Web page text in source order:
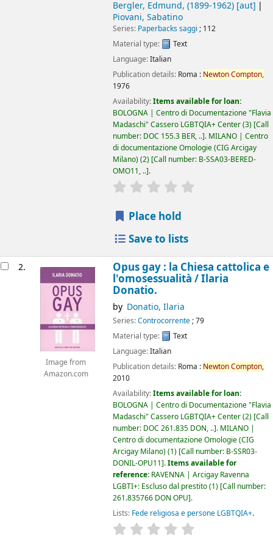
Bergler, Edmund, (1899-1962)[aut]
Piovani, Sabatino
Series: Paperbacks saggi ; 112
Material type:
Text
Language:Italian
Publication details: Roma : NewtonCompton,
1976
Availability:Items available for loan:
BOLOGNA | Centro di Documentazione "Flavia
Madaschi" Cassero LGBTQIA+ Center(3) Call
number: DOC 155.3 BER, .. . MILANO | Centro
di documentazione Omologie (CIG Arcigay
Milano)(2) Call number: B-SSA03-BERED-
OMO11, .. .
star rating
Place hold
Save to lists
2.
Image from
Amazon.com
Opus gay : la Chiesa cattolica e
l'omosessualità /Ilaria
Donatio.
by Donatio, Ilaria
Series:Controcorrente; 79
Material type:
Text
Language:Italian
Publication details: Roma : NewtonCompton,
2010
Availability:Items available for loan:
BOLOGNA | Centro di Documentazione "Flavia
Madaschi" Cassero LGBTQIA+ Center(2) Call
number: DOC 261.835 DON, .. . MILANO |
Centro di documentazione Omologie (CIG
Arcigay Milano)(1) Call number: B-SSR03-
DONIL-OPU11 .Items available for
reference: RAVENNA | Arcigay Ravenna
LGBTI+: Escluso dal prestito(1) Call number:
261.835766 DON OPU .
Lists: Fede religiosa e persone LGBTQIA+.
star rating